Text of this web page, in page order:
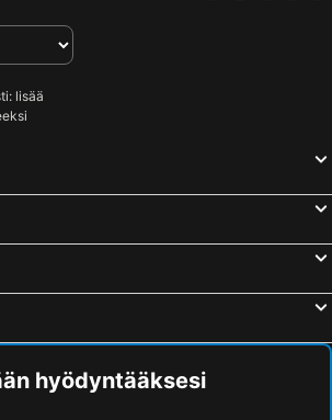
lisää
hyödyntääksesi